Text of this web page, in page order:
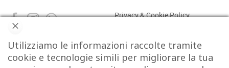
Privacy & Cookie Policy
PASTICCERIA BAKERY GELATO CAFFÈ & CO.
Utilizziamo le informazioni raccolte tramite
cookie e tecnologie simili per migliorare la tua